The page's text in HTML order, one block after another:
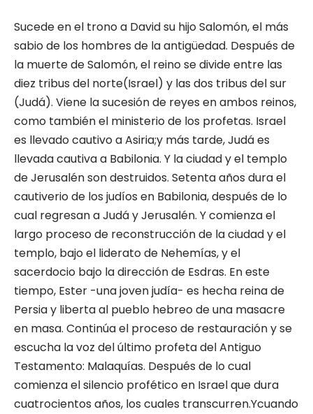
Sucede en el trono a David su hijo Salomón, el más
sabio de los hombres de la antigüedad. Después de
la muerte de Salomón, el reino se divide entre las
diez tribus del norte(Israel) y las dos tribus del sur
(Judá). Viene la sucesión de reyes en ambos reinos,
como también el ministerio de los profetas. Israel
es llevado cautivo a Asiria;y más tarde, Judá es
llevada cautiva a Babilonia. Y la ciudad y el templo
de Jerusalén son destruidos. Setenta años dura el
cautiverio de los judíos en Babilonia, después de lo
cual regresan a Judá y Jerusalén. Y comienza el
largo proceso de reconstrucción de la ciudad y el
templo, bajo el liderato de Nehemías, y el
sacerdocio bajo la dirección de Esdras. En este
tiempo, Ester -una joven judía- es hecha reina de
Persia y liberta al pueblo hebreo de una masacre
en masa. Continúa el proceso de restauración y se
escucha la voz del último profeta del Antiguo
Testamento: Malaquías. Después de lo cual
comienza el silencio profético en Israel que dura
cuatrocientos años, los cuales transcurren.Ycuando